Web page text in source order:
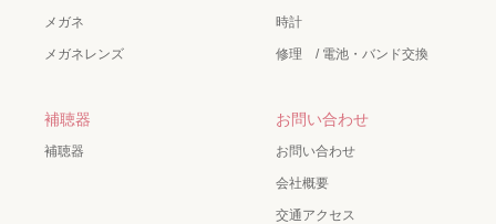
メガネ
メガネレンズ
時計
修理 / 電池・バンド交換
補聴器
補聴器
お問い合わせ
お問い合わせ
会社概要
交通アクセス